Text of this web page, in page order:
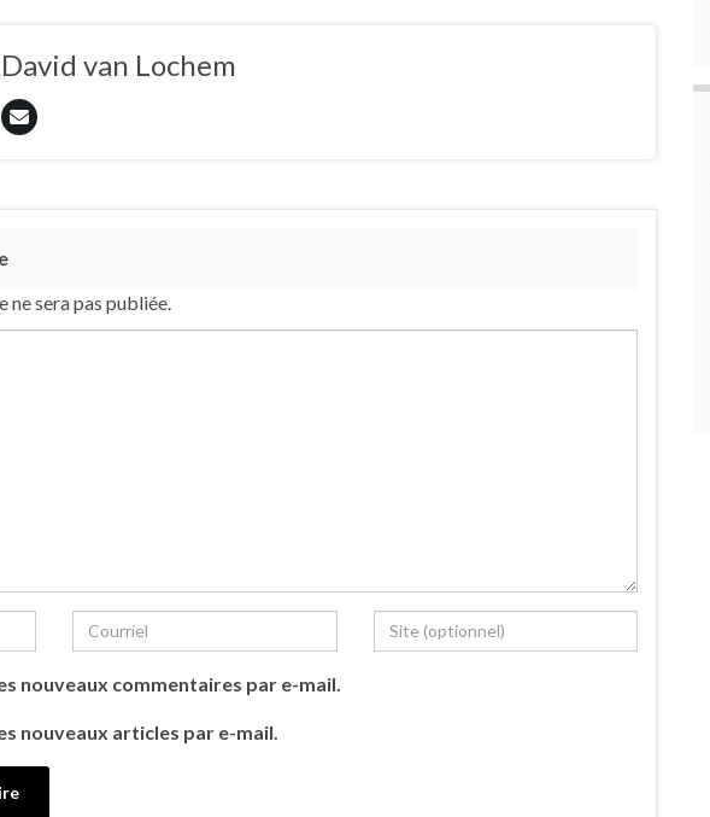
David van Lochem
ne sera pas publiée.
nouveaux commentaires par e-mail.
nouveaux articles par e-mail.